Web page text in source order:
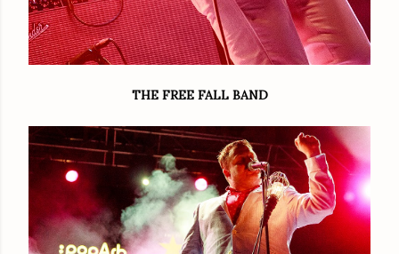
THE FREE FALL BAND